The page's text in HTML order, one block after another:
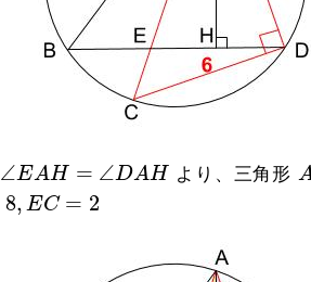
∠EAH = ∠DAH
∠ EA H= DAH より、三角形 A
8, EC = 2
E C=2